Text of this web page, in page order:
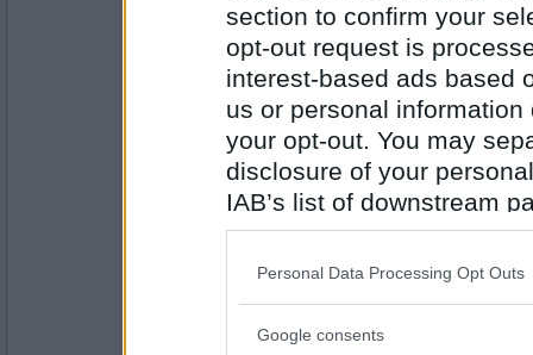
section to confirm your
opt-out request is
interest-based ads based
us or personal
your opt-out. You may
disclosure of your
IAB’s list of downstream
also be disclosed by us
Downstream Participants
Please note that this
Personal Data Processing Opt Outs
Google consents
crooked rain- Ej medlem längre
Antal inlägg:
6334
My favorite: när de lyfter upp
Kitchenaidförespråkarna som ba
världen stanna!!!" varpå
överkonsumerar ju!!!"
lewarcher
genre.